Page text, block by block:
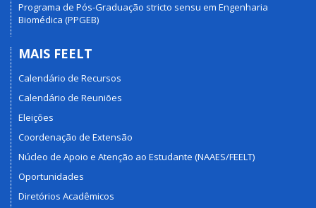
Programa de Pós-Graduação stricto sensu em Engenharia
Biomédica (PPGEB)
MAIS FEELT
Calendário de Recursos
Calendário de Reuniões
Eleições
Coordenação de Extensão
Núcleo de Apoio e Atenção ao Estudante (NAAES/FEELT)
Oportunidades
Diretórios Acadêmicos